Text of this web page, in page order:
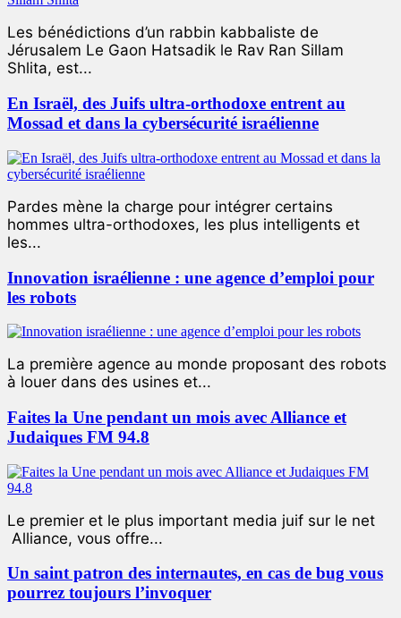
Les bénédictions d’un rabbin kabbaliste de
Jérusalem Le Gaon Hatsadik le Rav Ran Sillam
Shlita, est...
En Israël, des Juifs ultra-orthodoxe entrent au
Mossad et dans la cybersécurité israélienne
Pardes mène la charge pour intégrer certains
hommes ultra-orthodoxes, les plus intelligents et
les...
Innovation israélienne : une agence d’emploi pour
les robots
La première agence au monde proposant des robots
à louer dans des usines et...
Faites la Une pendant un mois avec Alliance et
Judaiques FM 94.8
Le premier et le plus important media juif sur le net
Alliance, vous offre...
Un saint patron des internautes, en cas de bug vous
pourrez toujours l’invoquer